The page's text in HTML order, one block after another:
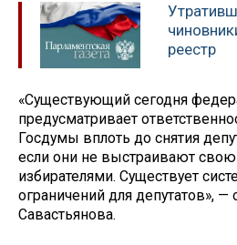
реестр
«Существующий сегодня
предусматривает
Госдумы вплоть до снятия
если они не выстраивают свою
избирателями. Существует
ограничений для депутатов», —
Савастьянова.